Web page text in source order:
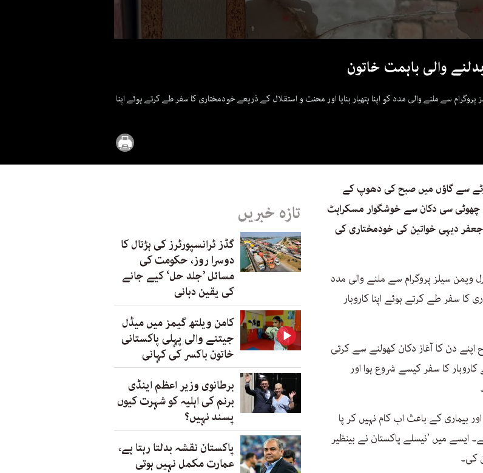
secondsVolume
والی باہمت خاتون
سے ملنے والی مدد کو اپنا ہتھیار بنایا اور محنت و استقلال کے ذریعے خودمختاری کا سفر طے کرتے ہوئے اپنا
سے گاؤں میں صبح کی دھوپ کے
چھوٹی سی دکان سے خوشگوار مسکراہٹ
دیہی خواتین کی خودمختاری کی
ویمن سیلز پروگرام سے ملنے والی مدد
کا سفر طے کرتے ہوئے اپنا کاروبار
دن کا آغاز دکان کھولنے سے کرتی
کا سفر کیسے شروع ہوا اور
بیماری کے باعث اب کام نہیں کر پا
میں ’نیسلے پاکستان نے بینظیر
کی۔
تازہ خبریں
گڈز ٹرانسپورٹرز کی ہڑتال کا
دوسرا روز، حکومت کی
مسائل ’جلد حل‘ کیے جانے
کی یقین دہانی
کامن ویلتھ گیمز میں میڈل
جیتنے والی پہلی پاکستانی
خاتون باکسر کی کہانی
برطانوی وزیر اعظم اینڈی
برنم کی اہلیہ کو شہرت کیوں
پسند نہیں؟
پاکستان نقشہ بدلتا رہتا ہے،
عمارت مکمل نہیں ہوتی